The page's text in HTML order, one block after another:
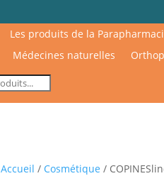
Les produits de la
Médecines naturelles
Accueil / Cosmétique /